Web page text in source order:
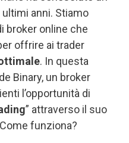
anni. Stiamo
broker online che
offrire ai trader
. In questa
Binary, un broker
l’opportunità di
” attraverso il suo
Come funziona?